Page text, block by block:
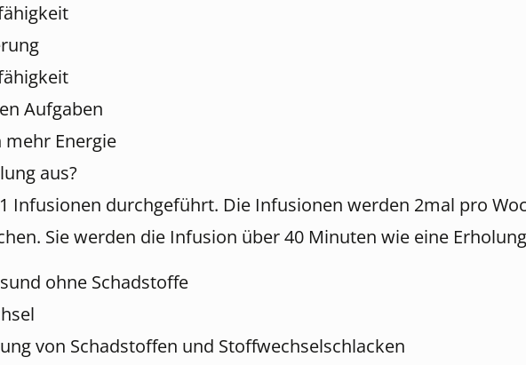
Aufgaben
mehr Energie
aus?
Infusionen durchgeführt. Die Infusionen werden 2mal pro
Sie werden die Infusion über 40 Minuten wie eine
ohne Schadstoffe
von Schadstoffen und Stoffwechselschlacken